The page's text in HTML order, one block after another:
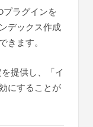
プラグインを
デックス作成
きます。
提供し、「イ
にすることが